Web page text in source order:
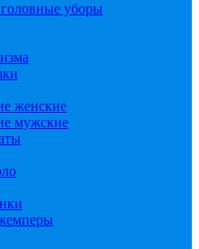
уборы
женские
мужские